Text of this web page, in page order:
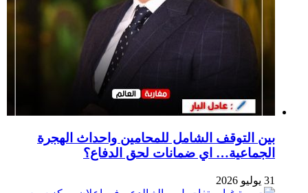
بين التوقف الشامل للمحامين واحداث الهجرة
الجماعية… اي ضمانات لحق الدفاع؟
31 يوليو 2026